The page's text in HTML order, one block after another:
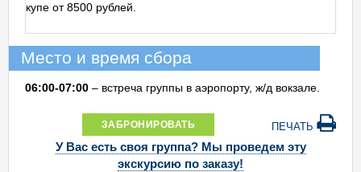
купе от 8500 рублей.
Место и время сбора
06:00-07:00 – встреча группы в аэропорту, ж/д вокзале.
ЗАБРОНИРОВАТЬ ПЕЧАТЬ
У Вас есть своя группа? Мы проведем эту
экскурсию по заказу!